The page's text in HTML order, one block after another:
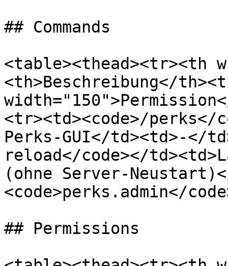
## Commands
<table><thead><tr><th
<th>Beschreibung</
<tr><td><code>/perks</
Perks-GUI</td><td>-</
reload</code></
(ohne Server-
<code>perks.admin</
## Permissions